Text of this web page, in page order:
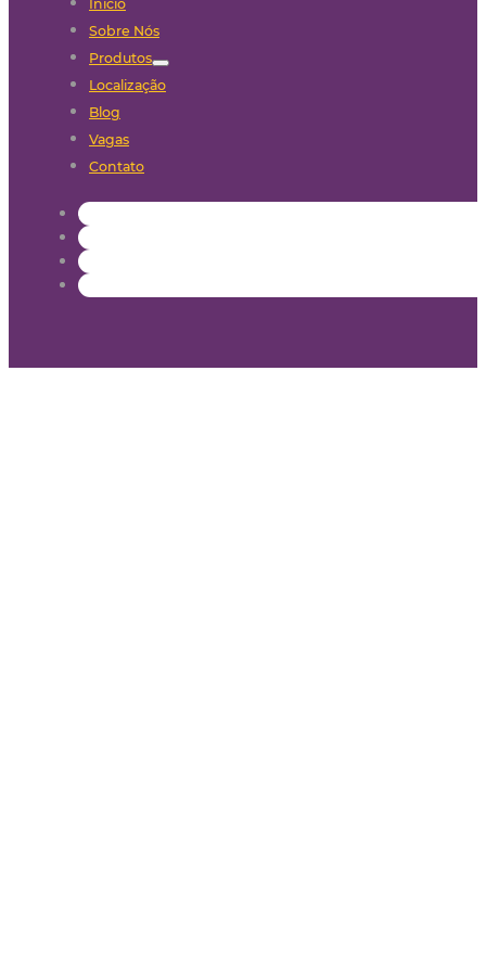
Início
Sobre Nós
Produtos
Localização
Blog
Vagas
Contato